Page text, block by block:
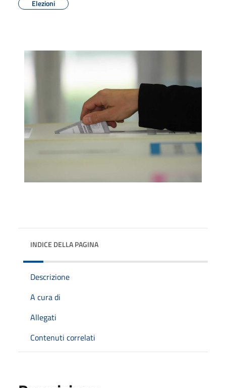
Elezioni
INDICE DELLA PAGINA
Descrizione
A cura di
Allegati
Contenuti correlati